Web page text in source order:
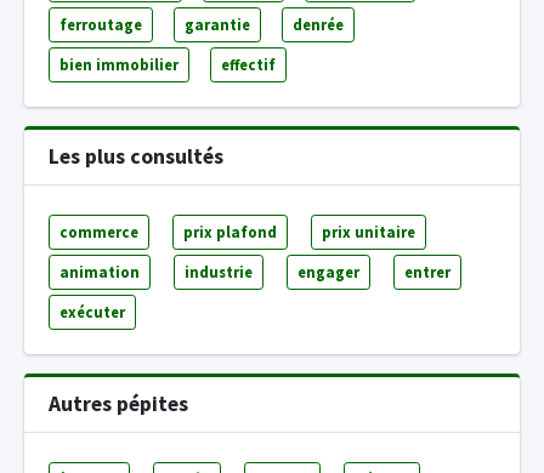
ferroutage garantie denrée
bien immobilier effectif
Les plus consultés
commerce prix plafond prix unitaire
animation industrie engager entrer
exécuter
Autres pépites